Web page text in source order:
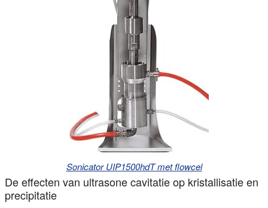
Sonicator UIP1500hdT met flowcel
De effecten van ultrasone cavitatie op kristallisatie en
precipitatie